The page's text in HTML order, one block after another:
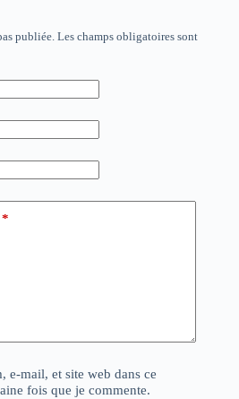
publiée. Les champs obligatoires sont
*
e-mail, et site web dans ce
fois que je commente.